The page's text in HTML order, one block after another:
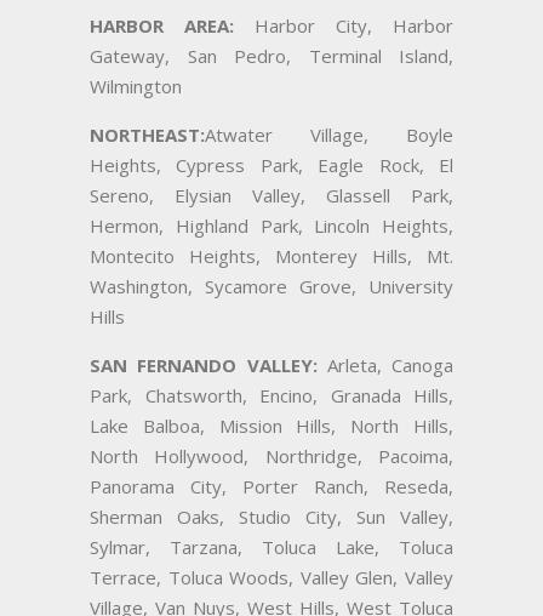
HARBOR AREA: Harbor City, Harbor
Gateway, San Pedro, Terminal Island,
Wilmington
NORTHEAST:Atwater Village, Boyle
Heights, Cypress Park, Eagle Rock, El
Sereno, Elysian Valley, Glassell Park,
Hermon, Highland Park, Lincoln Heights,
Montecito Heights, Monterey Hills, Mt.
Washington, Sycamore Grove, University
Hills
SAN FERNANDO VALLEY: Arleta, Canoga
Park, Chatsworth, Encino, Granada Hills,
Lake Balboa, Mission Hills, North Hills,
North Hollywood, Northridge, Pacoima,
Panorama City, Porter Ranch, Reseda,
Sherman Oaks, Studio City, Sun Valley,
Sylmar, Tarzana, Toluca Lake, Toluca
Terrace, Toluca Woods, Valley Glen, Valley
Village, Van Nuys, West Hills, West Toluca